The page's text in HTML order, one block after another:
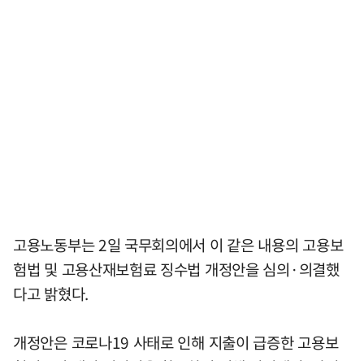
고용노동부는 2일 국무회의에서 이 같은 내용의 고용보
험법 및 고용산재보험료 징수법 개정안을 심의·의결했
다고 밝혔다.
개정안은 코로나19 사태로 인해 지출이 급증한 고용보